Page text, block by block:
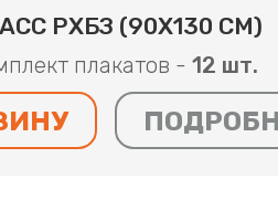
РХБЗ (90Х130 СМ)
плакатов - 12 шт.